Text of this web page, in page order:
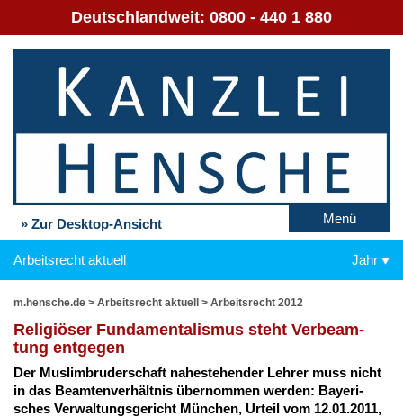
Deutschlandweit: 0800 - 440 1 880
» Zur Desktop-Ansicht Menü
Arbeitsrecht aktuell Jahr
m.hensche.de > Arbeitsrecht aktuell > Arbeitsrecht 2012
Re­li­giö­ser Fun­da­men­ta­lis­mus steht Ver­be­am­
tung ent­ge­gen
Der Mus­lim­bru­der­schaft na­he­ste­hen­der Leh­rer muss nicht
in das Be­am­ten­ver­hält­nis über­nom­men wer­den: Baye­ri­
sches Ver­wal­tungs­ge­richt Mün­chen, Ur­teil vom 12.01.2011,